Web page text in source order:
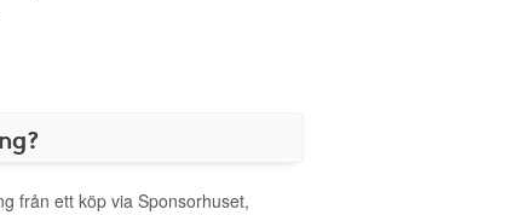
från ett köp via Sponsorhuset,